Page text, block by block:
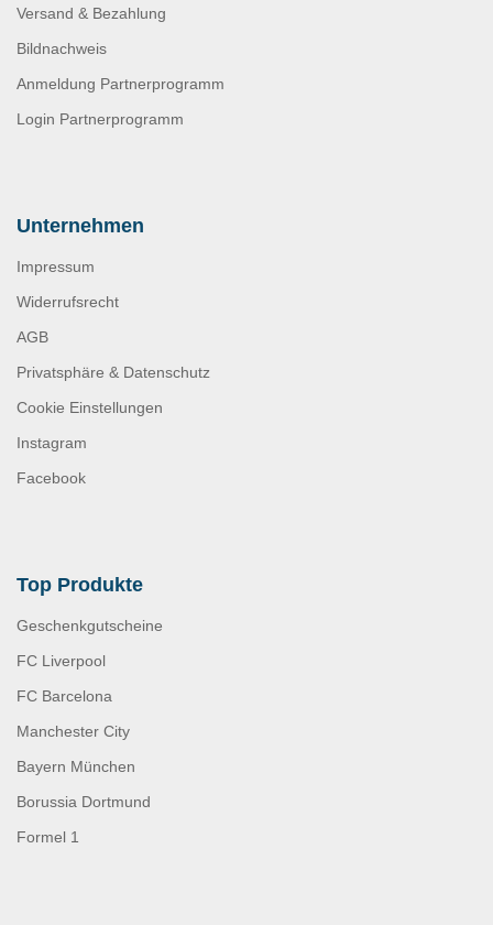
Versand & Bezahlung
Bildnachweis
Anmeldung Partnerprogramm
Login Partnerprogramm
Unternehmen
Impressum
Widerrufsrecht
AGB
Privatsphäre & Datenschutz
Cookie Einstellungen
Instagram
Facebook
Top Produkte
Geschenkgutscheine
FC Liverpool
FC Barcelona
Manchester City
Bayern München
Borussia Dortmund
Formel 1